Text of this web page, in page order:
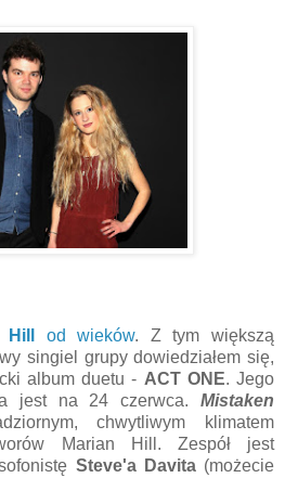
od wieków. Z tym większą
singiel grupy dowiedziałem się,
album duetu - ACT ONE. Jego
jest na 24 czerwca. Mistaken
chwytliwym klimatem
Marian Hill. Zespół jest
Steve'a Davita(możecie